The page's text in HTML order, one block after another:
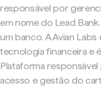
responsável por
em nome do Lead
um banco. A Avian
tecnologia financeira e
Plataforma responsável
acesso e gestão do